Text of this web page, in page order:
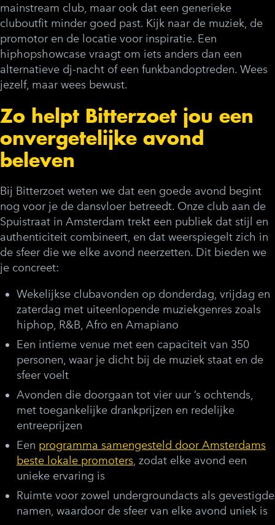
mainstream club, maar ook dat een generieke
cluboutfit minder goed past. Kijk naar de muziek, de
promotor en de locatie voor inspiratie. Een
hiphopshowcase vraagt om iets anders dan een
alternatieve dj-nacht of een funkbandoptreden. Wees
jezelf, maar wees bewust.
Zo helpt Bitterzoet jou een
onvergetelijke avond
beleven
Bij Bitterzoet weten we dat een goede avond begint
nog voor je de dansvloer betreedt. Onze club aan de
Spuistraat in Amsterdam trekt een publiek dat stijl en
authenticiteit combineert, en dat weerspiegelt zich in
de sfeer die we elke avond neerzetten. Dit bieden we
je concreet:
Wekelijkse clubavonden op donderdag, vrijdag en
zaterdag met uiteenlopende muziekgenres zoals
hiphop, R&B, Afro en Amapiano
Een intieme venue met een capaciteit van 350
personen, waar je dicht bij de muziek staat en de
sfeer voelt
Avonden die doorgaan tot vier uur ’s ochtends,
met toegankelijke drankprijzen en redelijke
entreeprijzen
Een programma samengesteld door Amsterdams
beste lokale promoters, zodat elke avond een
unieke ervaring is
Ruimte voor zowel undergroundacts als gevestigde
namen, waardoor de sfeer van elke avond uniek is